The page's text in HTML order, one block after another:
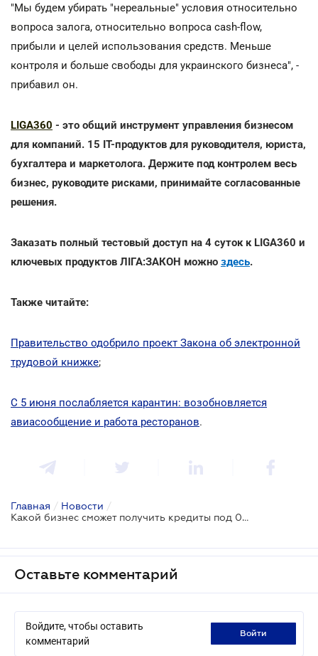
"Мы будем убирать "нереальные" условия относительно
вопроса залога, относительно вопроса cash-flow,
прибыли и целей использования средств. Меньше
контроля и больше свободы для украинского бизнеса", -
прибавил он.
LIGA360 - это общий инструмент управления бизнесом
для компаний. 15 IT-продуктов для руководителя, юриста,
бухгалтера и маркетолога. Держите под контролем весь
бизнес, руководите рисками, принимайте согласованные
решения.
Заказать полный тестовый доступ на 4 суток к LIGA360 и
ключевых продуктов ЛІГА:ЗАКОН можно здесь.
Также читайте:
Правительство одобрило проект Закона об электронной
трудовой книжке;
С 5 июня послабляется карантин: возобновляется
авиасообщение и работа ресторанов.
Главная / Новости /
Какой бизнес сможет получить кредиты под 0%: инициатива Кабмина
Оставьте комментарий
Войдите, чтобы оставить
комментарий
войти